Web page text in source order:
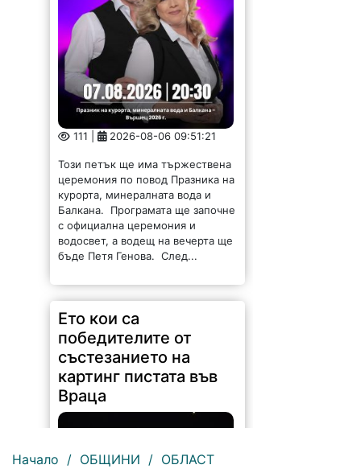
111 | 2026-08-06 09:51:21
Този петък ще има тържествена
церемония по повод Празника на
курорта, минералната вода и
Балкана. Програмата ще започне
с официална церемония и
водосвет, а водещ на вечерта ще
бъде Петя Генова. След...
Ето кои са
победителите от
състезанието на
картинг пистата във
Враца
Начало / ОБЩИНИ / ОБЛАСТ